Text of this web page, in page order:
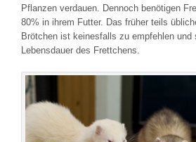
Pflanzen verdauen. Dennoch benötigen
80% in ihrem Futter. Das früher teils
Brötchen ist keinesfalls zu empfehlen
Lebensdauer des Frettchens.